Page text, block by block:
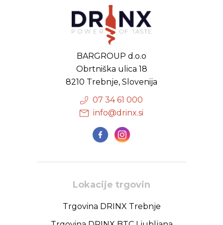
BARGROUP d.o.o
Obrtniška ulica 18
8210 Trebnje, Slovenija
07 34 61 000
info@drinx.si
Lokacije trgovin
Trgovina DRINX Trebnje